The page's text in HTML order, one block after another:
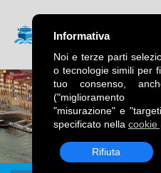
Informativa
Noi e terze parti
o tecnologie simili per
tuo consenso,
("miglioramento
"misurazione" e
specificato nella cookie
Rifiuta